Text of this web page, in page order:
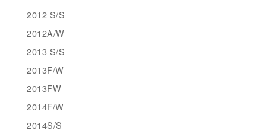
2012 S/S
2012A/W
2013 S/S
2013F/W
2013FW
2014F/W
2014S/S